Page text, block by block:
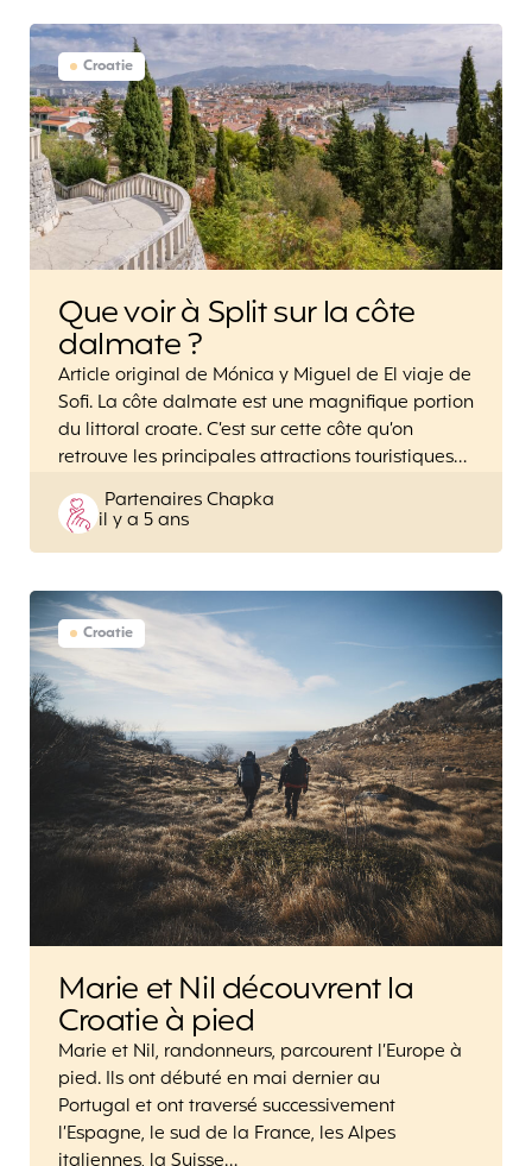
Croatie
Que voir à Split sur la côte
dalmate ?
Article original de Mónica y Miguel de El viaje de
Sofi. La côte dalmate est une magnifique portion
du littoral croate. C’est sur cette côte qu’on
retrouve les principales attractions touristiques…
Posted
by
Partenaires Chapka
il y a 5 ans
Croatie
Marie et Nil découvrent la
Croatie à pied
Marie et Nil, randonneurs, parcourent l’Europe à
pied. Ils ont débuté en mai dernier au
Portugal et ont traversé successivement
l’Espagne, le sud de la France, les Alpes